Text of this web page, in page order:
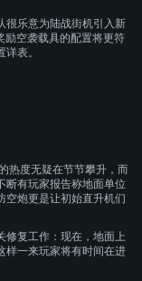
/ NVIDIA GeForce
AMD / Nvidia显卡 (游戏
为半年以内的版本) 或同
内的版本)。游戏支持的
很乐意为陆战街机引入新
励空袭载具的配置将更符
表。
热度无疑在节节攀升，而
断有玩家报告称地面单位
空炮更是让初始直升机们
修复工作：现在，地面上
样一来玩家将有时间在进